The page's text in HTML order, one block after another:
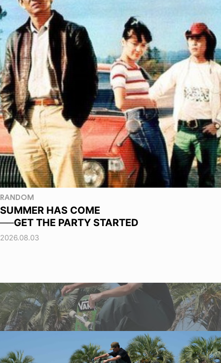
RANDOM
SUMMER HAS COME
──GET THE PARTY STARTED
2026.08.03